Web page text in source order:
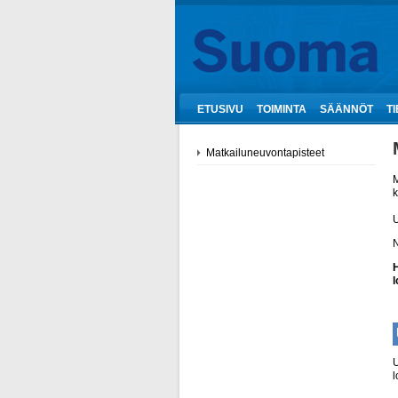
ETUSIVU TOIMINTA SÄÄNNÖT
Matkailuneuvontapisteet